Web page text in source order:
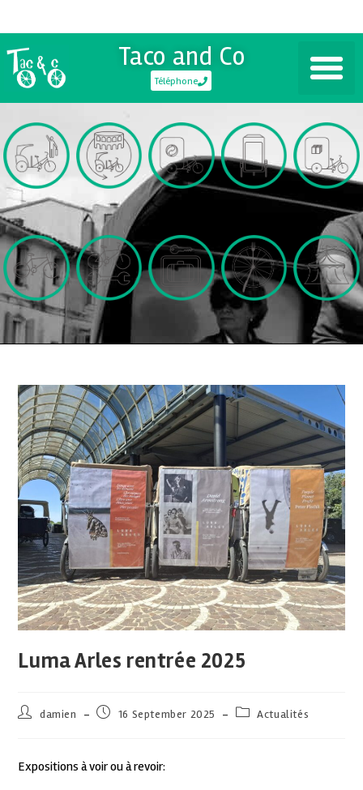
Taco and Co
Téléphone
Luma Arles rentrée 2025
damien 16 September 2025 Actualités
Expositions à voir ou à revoir: